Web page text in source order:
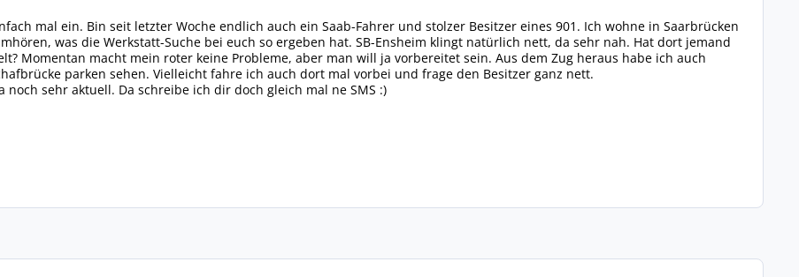
mal ein. Bin seit letzter Woche endlich auch ein Saab-Fahrer und stolzer Besitzer eines 901. Ich wohne in Saarbrücken
was die Werkstatt-Suche bei euch so ergeben hat. SB-Ensheim klingt natürlich nett, da sehr nah. Hat dort jemand
Momentan macht mein roter keine Probleme, aber man will ja vorbereitet sein. Aus dem Zug heraus habe ich auch
parken sehen. Vielleicht fahre ich auch dort mal vorbei und frage den Besitzer ganz nett.
noch sehr aktuell. Da schreibe ich dir doch gleich mal ne SMS :)